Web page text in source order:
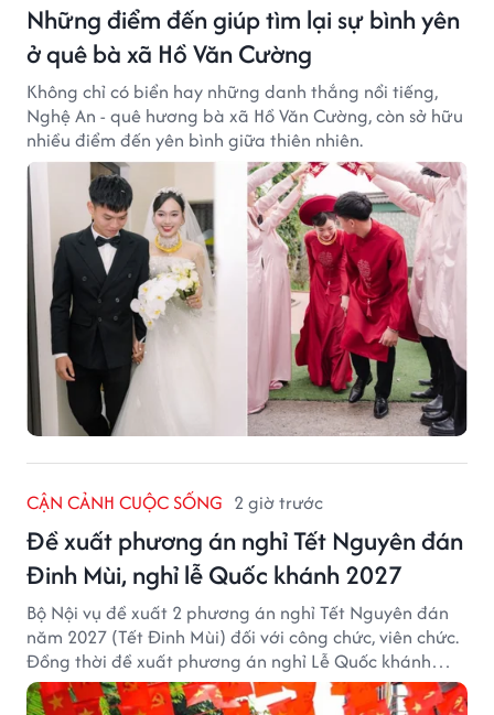
Những điểm đến giúp tìm lại sự bình yên
ở quê bà xã Hồ Văn Cường
Không chỉ có biển hay những danh thắng nổi tiếng,
Nghệ An - quê hương bà xã Hồ Văn Cường, còn sở hữu
nhiều điểm đến yên bình giữa thiên nhiên.
CẬN CẢNH CUỘC SỐNG 2 giờ trước
Đề xuất phương án nghỉ Tết Nguyên đán
Đinh Mùi, nghỉ lễ Quốc khánh 2027
Bộ Nội vụ đề xuất 2 phương án nghỉ Tết Nguyên đán
năm 2027 (Tết Đinh Mùi) đối với công chức, viên chức.
Đồng thời đề xuất phương án nghỉ Lễ Quốc khánh
năm 2027 với 4 ngày nghỉ liên tục.